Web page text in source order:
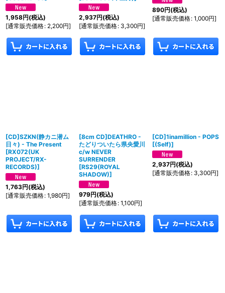
1,958円(税込)
[通常販売価格: 2,200円]
2,937円(税込)
[通常販売価格: 3,300円]
890円(税込)
[通常販売価格: 1,000円]
[CD]SZKN(静カニ潜ム
日々) - The Present
[RX072(UK
PROJECT/RX-
RECORDS)]
1,763円(税込)
[通常販売価格: 1,980円]
[8cm CD]DEATHRO -
たどりついたら県央愛川
c/w NEVER
SURRENDER
[RS29(ROYAL
SHADOW)]
979円(税込)
[通常販売価格: 1,100円]
[CD]1inamillion - POPS
[(Self)]
2,937円(税込)
[通常販売価格: 3,300円]